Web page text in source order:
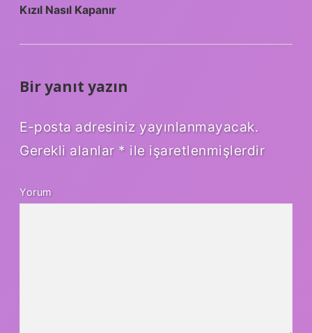
Kızıl Nasıl Kapanır
Bir yanıt yazın
E-posta adresiniz yayınlanmayacak.
Gerekli alanlar * ile işaretlenmişlerdir
Yorum